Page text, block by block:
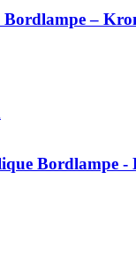
Bordlampe –
Bordlampe -